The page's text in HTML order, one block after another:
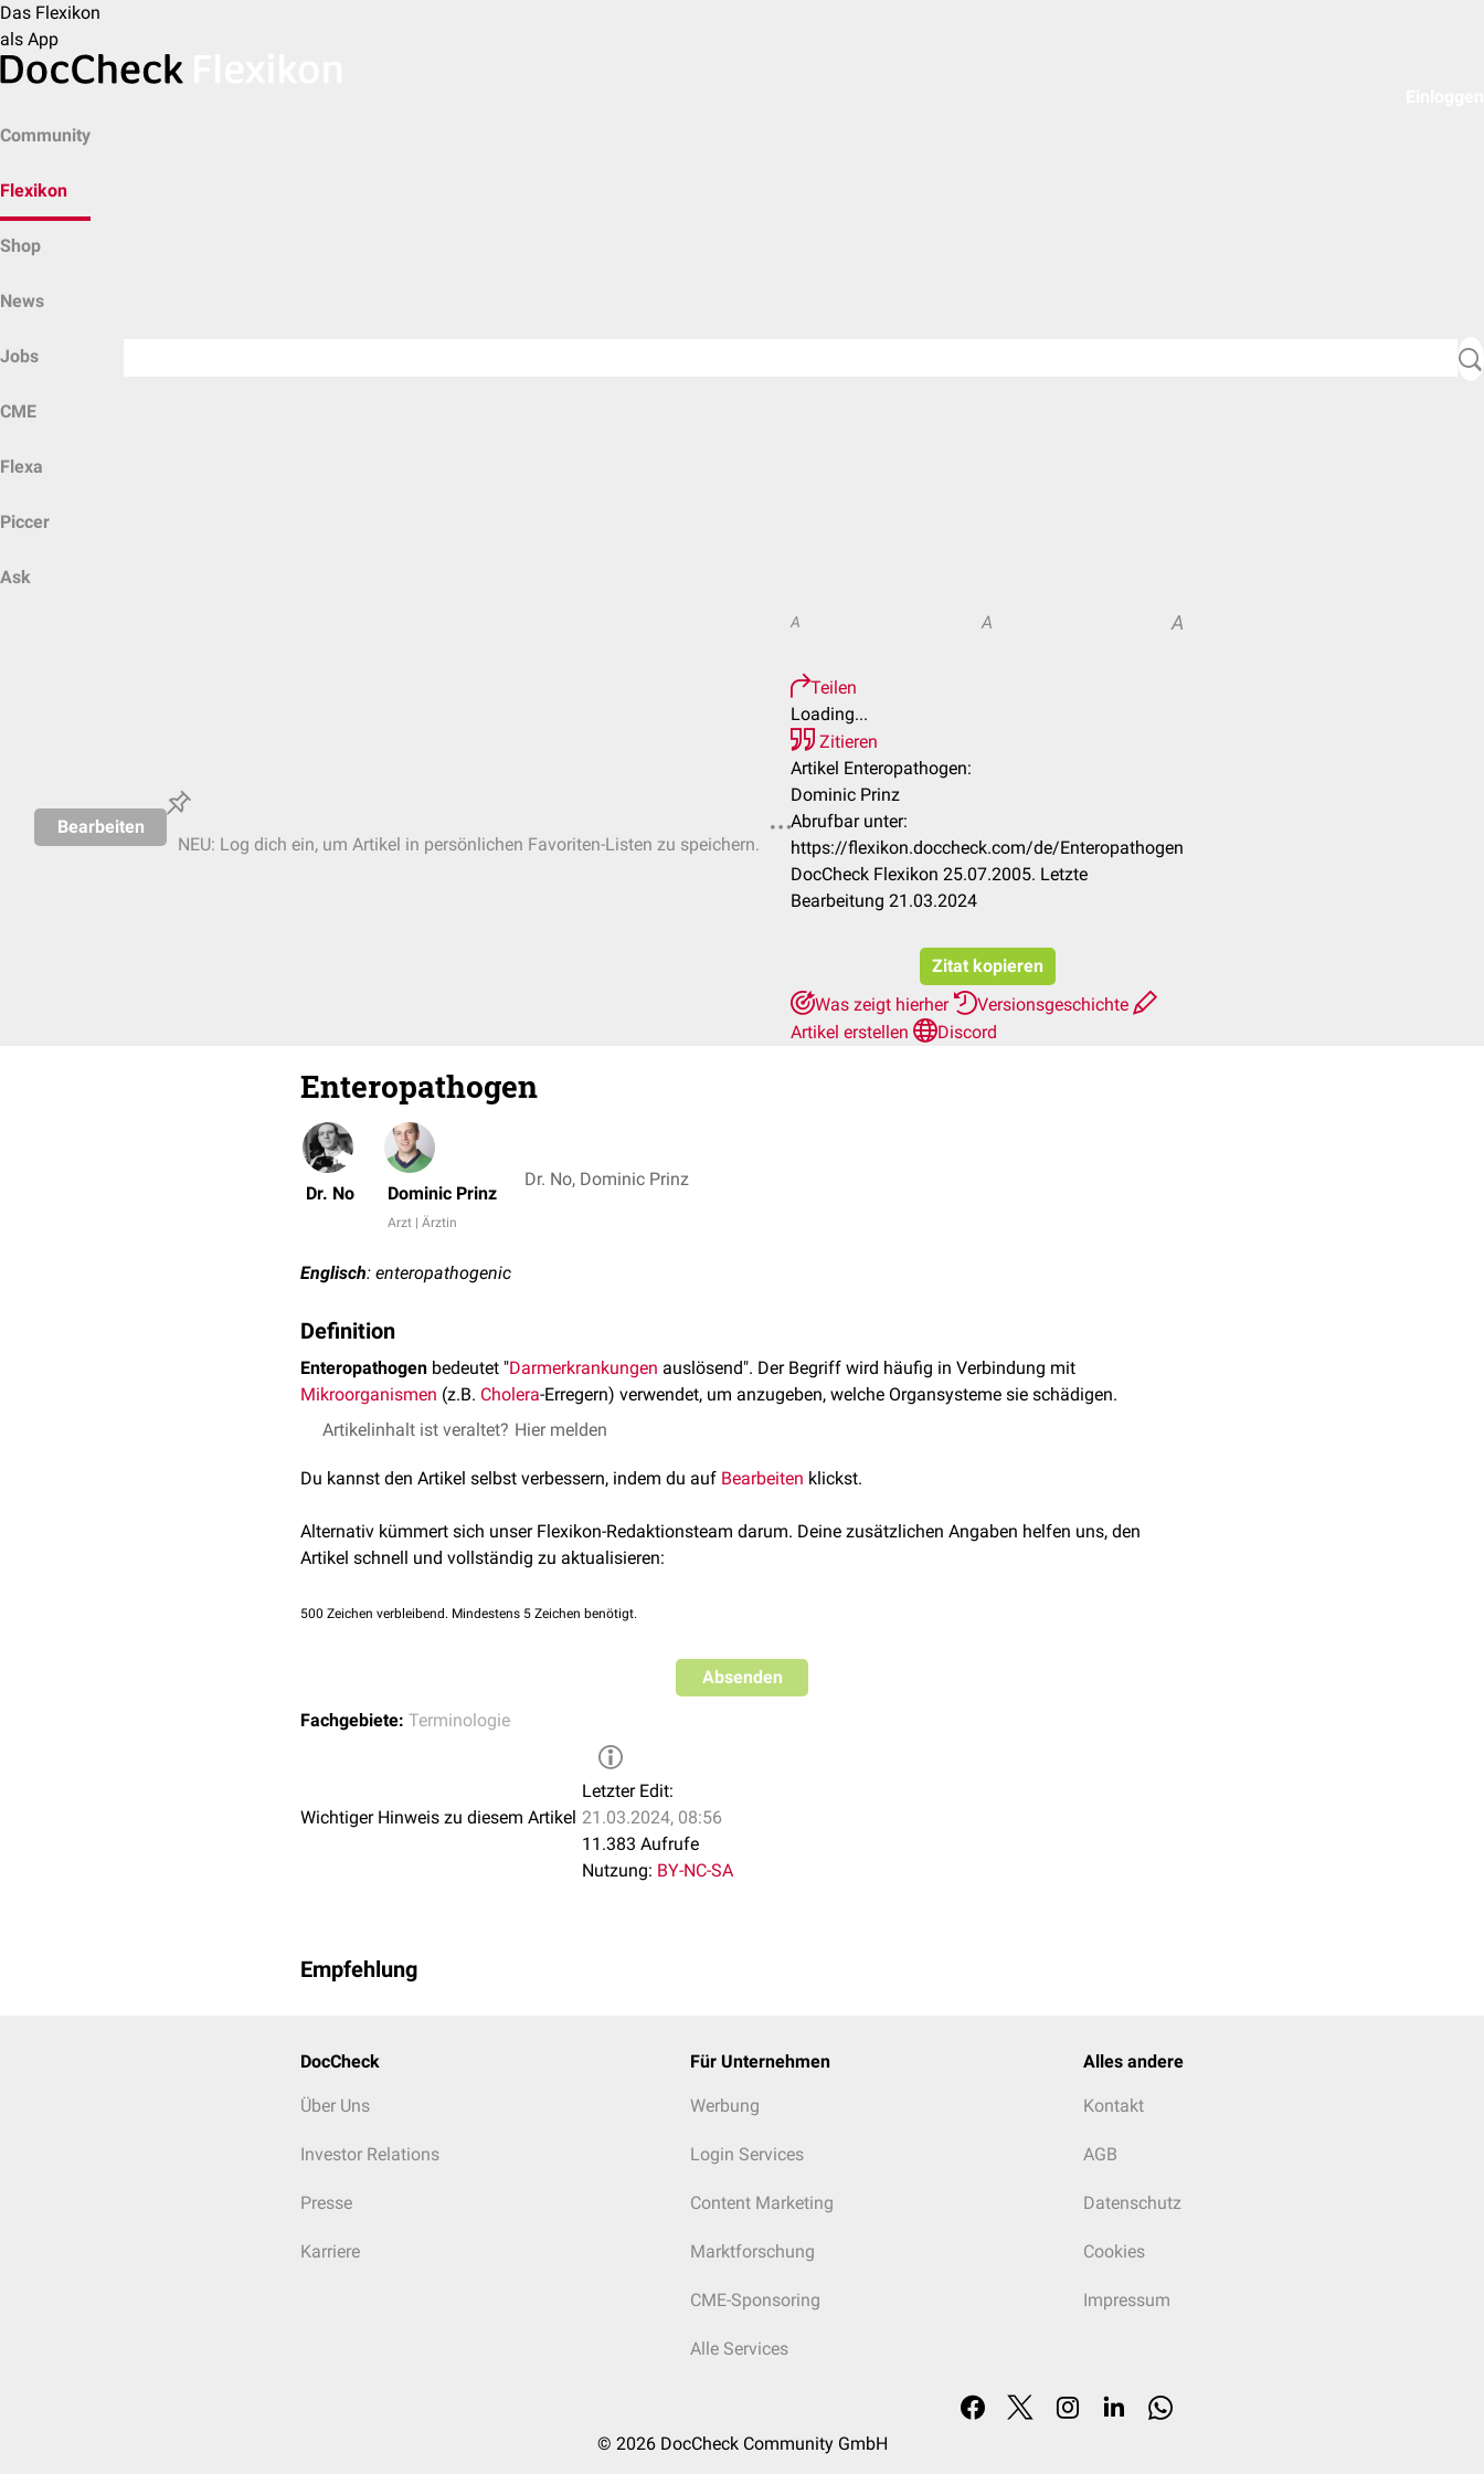
Das Flexikon
als App
Community
Flexikon
Shop
News
Jobs
CME
Flexa
Piccer
Ask
Bearbeiten
NEU: Log dich ein, um Artikel in persönlichen Favoriten-Listen zu speichern.
A A A
Teilen
Loading...
Zitieren
Artikel Enteropathogen:
Dominic Prinz
Abrufbar unter:
https://flexikon.doccheck.com/de/Enteropathogen
DocCheck Flexikon 25.07.2005. Letzte
Bearbeitung 21.03.2024
Zitat kopieren
Was zeigt hierher
Versionsgeschichte
Artikel erstellen
Discord
Enteropathogen
Dr. No Dominic Prinz
Arzt | Ärztin
Dr. No, Dominic Prinz
Englisch: enteropathogenic
Definition
Enteropathogen bedeutet "Darmerkrankungen auslösend". Der Begriff wird häufig in Verbindung mit
Mikroorganismen (z.B. Cholera-Erregern) verwendet, um anzugeben, welche Organsysteme sie schädigen.
Artikelinhalt ist veraltet? Hier melden
Du kannst den Artikel selbst verbessern, indem du auf Bearbeiten klickst.
Alternativ kümmert sich unser Flexikon-Redaktionsteam darum. Deine zusätzlichen Angaben helfen uns, den
Artikel schnell und vollständig zu aktualisieren:
500 Zeichen verbleibend. Mindestens 5 Zeichen benötigt.
Absenden
Fachgebiete: Terminologie
Wichtiger Hinweis zu diesem Artikel
Letzter Edit:
21.03.2024, 08:56
11.383 Aufrufe
Nutzung: BY-NC-SA
Empfehlung
DocCheck
Über Uns
Investor Relations
Presse
Karriere
Für Unternehmen
Werbung
Login Services
Content Marketing
Marktforschung
CME-Sponsoring
Alle Services
Alles andere
Kontakt
AGB
Datenschutz
Cookies
Impressum
© 2026 DocCheck Community GmbH